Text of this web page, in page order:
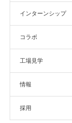
インターンシップ
コラボ
工場見学
情報
採用